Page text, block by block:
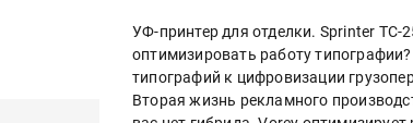
УФ-принтер для отделки. Sprinter ТС-
оптимизировать работу
типографий к цифровизации
Вторая жизнь рекламного